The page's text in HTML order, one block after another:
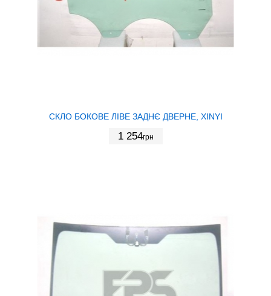
СКЛО БОКОВЕ ЛІВЕ ЗАДНЄ ДВЕРНЕ, XINYI
1 254грн